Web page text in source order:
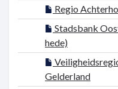
Regio
Stadsbank
hede)
Gelderland